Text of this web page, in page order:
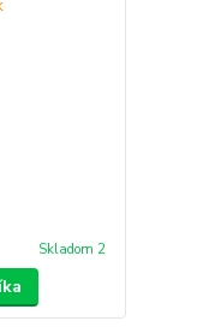
Skladom 2